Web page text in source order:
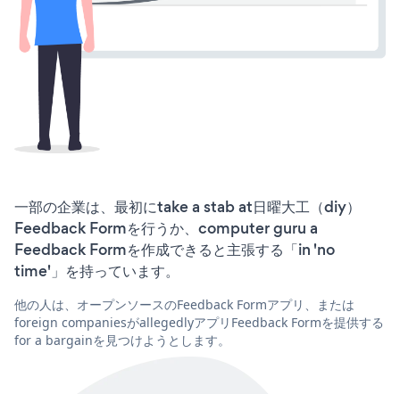
一部の企業は、最初にtake a stab at日曜大工（diy）
Feedback Formを行うか、computer guru a
Feedback Formを作成できると主張する「in 'no
time'」を持っています。
他の人は、オープンソースのFeedback Formアプリ、または
foreign companiesがallegedlyアプリFeedback Formを提供する
for a bargainを見つけようとします。